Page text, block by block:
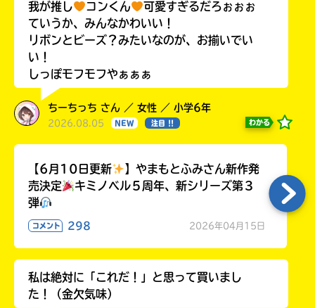
我が推し
コンくん
可愛すぎるだろぉぉぉ
ていうか、みんなかわいい！
リボンとビーズ？みたいなのが、お揃いでい
い！
しっぽモフモフやぁぁぁ
ちーちっち さん ／ 女性 ／ 小学6年
2026.08.05 NEW 注目 !! わかる
【6月10日更新
】やまもとふみさん新作発
売決定
キミノベル５周年、新シリーズ第３
弾
コメント 298 2026年04月15日
私は絶対に「これだ！」と思って買いまし
た！（金欠気味）